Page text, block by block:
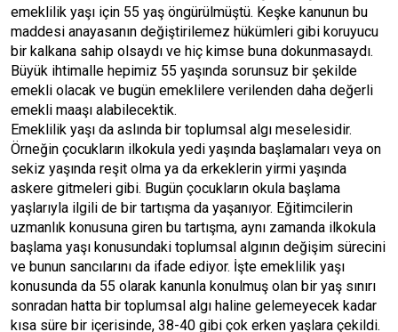
emeklilik yaşı için 55 yaş öngürülmüştü. Keşke kanunun bu
maddesi anayasanın değiştirilemez hükümleri gibi koruyucu
bir kalkana sahip olsaydı ve hiç kimse buna dokunmasaydı.
Büyük ihtimalle hepimiz 55 yaşında sorunsuz bir şekilde
emekli olacak ve bugün emeklilere verilenden daha değerli
emekli maaşı alabilecektik.
Emeklilik yaşı da aslında bir toplumsal algı meselesidir.
Örneğin çocukların ilkokula yedi yaşında başlamaları veya on
sekiz yaşında reşit olma ya da erkeklerin yirmi yaşında
askere gitmeleri gibi. Bugün çocukların okula başlama
yaşlarıyla ilgili de bir tartışma da yaşanıyor. Eğitimcilerin
uzmanlık konusuna giren bu tartışma, aynı zamanda ilkokula
başlama yaşı konusundaki toplumsal algının değişim sürecini
ve bunun sancılarını da ifade ediyor. İşte emeklilik yaşı
konusunda da 55 olarak kanunla konulmuş olan bir yaş sınırı
sonradan hatta bir toplumsal algı haline gelemeyecek kadar
kısa süre bir içerisinde, 38-40 gibi çok erken yaşlara çekildi.